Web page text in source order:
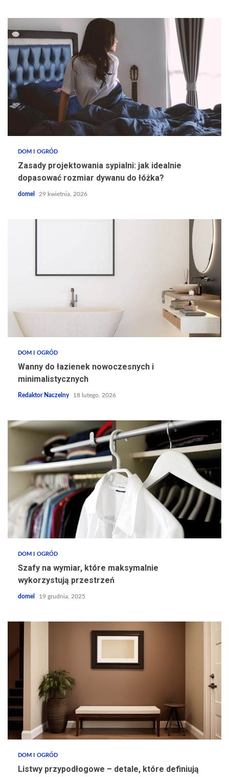
DOM I OGRÓD
Zasady projektowania sypialni: jak idealnie
dopasować rozmiar dywanu do łóżka?
domel 29 kwietnia, 2026
DOM I OGRÓD
Wanny do łazienek nowoczesnych i
minimalistycznych
Redaktor Naczelny 18 lutego, 2026
DOM I OGRÓD
Szafy na wymiar, które maksymalnie
wykorzystują przestrzeń
domel 19 grudnia, 2025
DOM I OGRÓD
Listwy przypodłogowe – detale, które definiują